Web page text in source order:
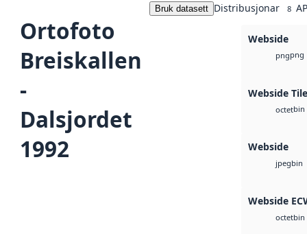
Ortofoto
Breiskallen
-
Dalsjordet
1992
Bruk datasett Distribusjonar 8
Webside
pngpng
Webside
octetbin
Webside
jpegbin
Webside
octetbin